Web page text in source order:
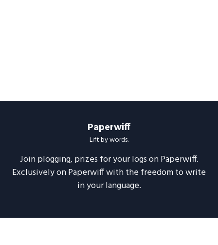
Paperwiff
Lift by words.
Join plogging, prizes for your logs on Paperwiff.
Exclusively on Paperwiff with the freedom to write
in your language.